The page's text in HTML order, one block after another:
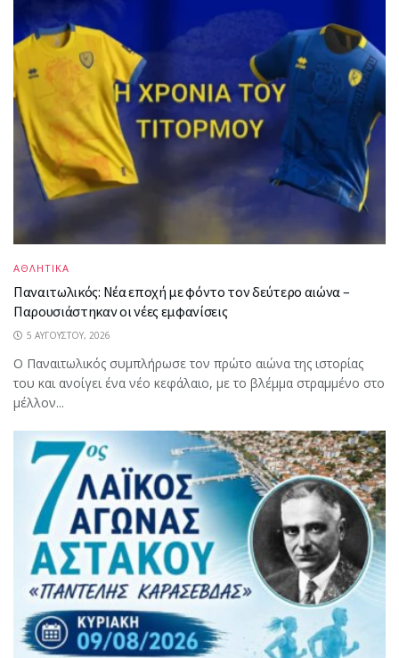
ΑΘΛΗΤΙΚΑ
Παναιτωλικός: Νέα εποχή με φόντο τον δεύτερο αιώνα –
Παρουσιάστηκαν οι νέες εμφανίσεις
5 ΑΥΓΟΎΣΤΟΥ, 2026
Ο Παναιτωλικός συμπλήρωσε τον πρώτο αιώνα της ιστορίας
του και ανοίγει ένα νέο κεφάλαιο, με το βλέμμα στραμμένο στο
μέλλον...